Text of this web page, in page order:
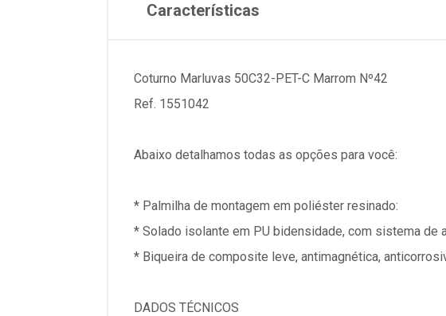
Características
Coturno Marluvas 50C32-PET-C Marrom Nº42
Ref. 1551042
Abaixo detalhamos todas as opções para você:
* Palmilha de montagem em poliéster resinado:
* Solado isolante em PU bidensidade, com sistema de
* Biqueira de composite leve, antimagnética,
DADOS TÉCNICOS